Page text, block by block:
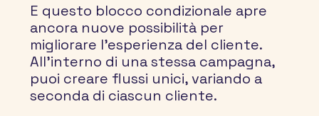
E questo blocco condizionale apre
ancora nuove possibilità per
migliorare l'esperienza del cliente.
All'interno di una stessa campagna,
puoi creare flussi unici, variando a
seconda di ciascun cliente.